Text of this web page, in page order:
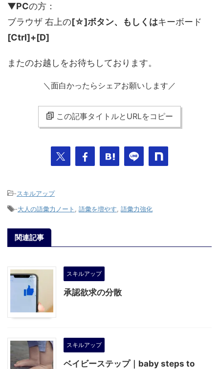
▼PCの方：
ブラウザ 右上の[☆]ボタン、もしくはキーボード
[Ctrl]+[D]
またのお越しをお待ちしております。
＼面白かったらシェアお願いします／
この記事タイトルとURLをコピー
-スキルアップ
-大人の語彙力ノート 語彙を増やす 語彙力強化
関連記事
スキルアップ
承認欲求の分散
スキルアップ
ベイビーステップ｜baby steps to